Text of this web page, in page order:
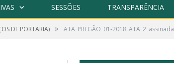
SESSÕES TRANSPARÊNCIA
DE PORTARIA) » ATA_PREGÃO_01-2018_ATA_2_assinada